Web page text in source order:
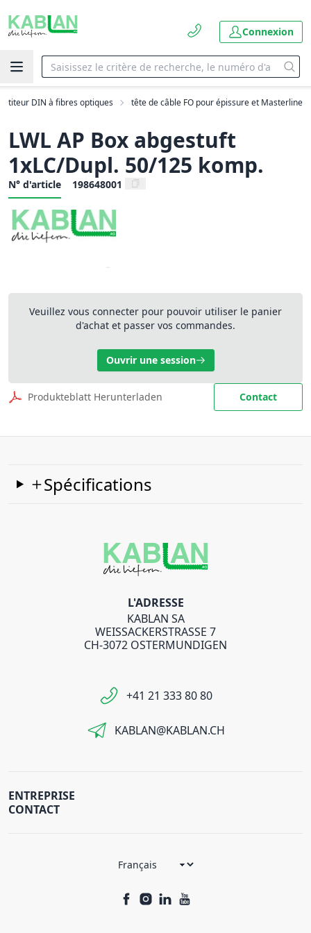
Connexion
DIN à fibres optiques tête de câble FO pour épissure et Masterline
LWL AP Box abgestuft
1xLC/Dupl. 50/125 komp.
N° d'article 198648001
Veuillez vous connecter pour pouvoir utiliser le panier
d'achat et passer vos commandes.
Ouvrir une session
Produkteblatt Herunterladen Contact
Spécifications
L'ADRESSE
KABLAN SA
WEISSACKERSTRASSE 7
CH-3072 OSTERMUNDIGEN
+41 21 333 80 80
KABLAN@KABLAN.CH
ENTREPRISE
CONTACT